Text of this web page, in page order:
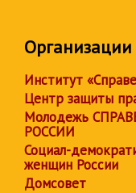
Организации
Институт
Центр защиты
Молодежь
РОССИИ
Социал-
женщин России
Домсовет